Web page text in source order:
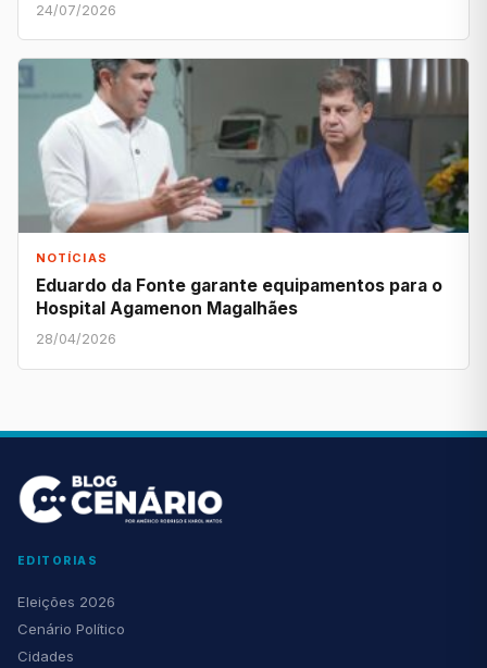
24/07/2026
NOTÍCIAS
Eduardo da Fonte garante equipamentos para o
Hospital Agamenon Magalhães
28/04/2026
EDITORIAS
Eleições 2026
Cenário Político
Cidades